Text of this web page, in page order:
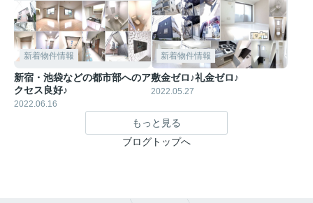
新着物件情報
新宿・池袋などの都市部へのア
クセス良好♪
2022.06.16
新着物件情報
敷金ゼロ♪礼金ゼロ♪
2022.05.27
もっと見る
ブログトップへ